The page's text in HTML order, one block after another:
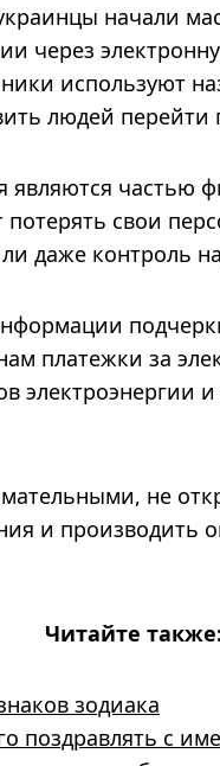
начали
через
используют
людей
являются частью
свои
даже контроль
платежки за
электроэнергии
не
и производить
Читайте также:
зодиака
поздравлять с